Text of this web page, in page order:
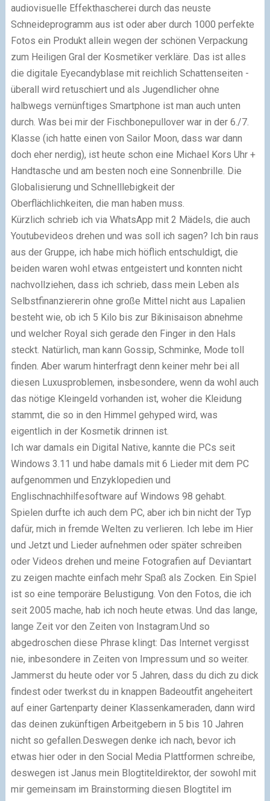
audiovisuelle Effekthascherei durch das neuste
Schneideprogramm aus ist oder aber durch 1000 perfekte
Fotos ein Produkt allein wegen der schönen Verpackung
zum Heiligen Gral der Kosmetiker verkläre. Das ist alles
die digitale Eyecandyblase mit reichlich Schattenseiten -
überall wird retuschiert und als Jugendlicher ohne
halbwegs vernünftiges Smartphone ist man auch unten
durch. Was bei mir der Fischbonepullover war in der 6./7.
Klasse (ich hatte einen von Sailor Moon, dass war dann
doch eher nerdig), ist heute schon eine Michael Kors Uhr +
Handtasche und am besten noch eine Sonnenbrille. Die
Globalisierung und Schnelllebigkeit der
Oberflächlichkeiten, die man haben muss.
Kürzlich schrieb ich via WhatsApp mit 2 Mädels, die auch
Youtubevideos drehen und was soll ich sagen? Ich bin raus
aus der Gruppe, ich habe mich höflich entschuldigt, die
beiden waren wohl etwas entgeistert und konnten nicht
nachvollziehen, dass ich schrieb, dass mein Leben als
Selbstfinanziererin ohne große Mittel nicht aus Lapalien
besteht wie, ob ich 5 Kilo bis zur Bikinisaison abnehme
und welcher Royal sich gerade den Finger in den Hals
steckt. Natürlich, man kann Gossip, Schminke, Mode toll
finden. Aber warum hinterfragt denn keiner mehr bei all
diesen Luxusproblemen, insbesondere, wenn da wohl auch
das nötige Kleingeld vorhanden ist, woher die Kleidung
stammt, die so in den Himmel gehyped wird, was
eigentlich in der Kosmetik drinnen ist.
Ich war damals ein Digital Native, kannte die PCs seit
Windows 3.11 und habe damals mit 6 Lieder mit dem PC
aufgenommen und Enzyklopedien und
Englischnachhilfesoftware auf Windows 98 gehabt.
Spielen durfte ich auch dem PC, aber ich bin nicht der Typ
dafür, mich in fremde Welten zu verlieren. Ich lebe im Hier
und Jetzt und Lieder aufnehmen oder später schreiben
oder Videos drehen und meine Fotografien auf Deviantart
zu zeigen machte einfach mehr Spaß als Zocken. Ein Spiel
ist so eine temporäre Belustigung. Von den Fotos, die ich
seit 2005 mache, hab ich noch heute etwas. Und das lange,
lange Zeit vor den Zeiten von Instagram.Und so
abgedroschen diese Phrase klingt: Das Internet vergisst
nie, inbesondere in Zeiten von Impressum und so weiter.
Jammerst du heute oder vor 5 Jahren, dass du dich zu dick
findest oder twerkst du in knappen Badeoutfit angeheitert
auf einer Gartenparty deiner Klassenkameraden, dann wird
das deinen zukünftigen Arbeitgebern in 5 bis 10 Jahren
nicht so gefallen.Deswegen denke ich nach, bevor ich
etwas hier oder in den Social Media Plattformen schreibe,
deswegen ist Janus mein Blogtiteldirektor, der sowohl mit
mir gemeinsam im Brainstorming diesen Blogtitel im